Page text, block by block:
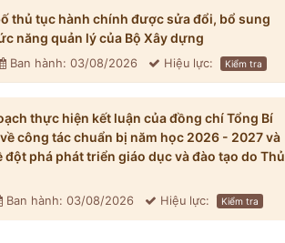
thủ tục hành chính được sửa đổi, bổ sung
năng quản lý của Bộ Xây dựng
Ban hành: 03/08/2026 Hiệu lực: Kiểm tra
thực hiện kết luận của đồng chí Tổng Bí
công tác chuẩn bị năm học 2026 - 2027 và
phá phát triển giáo dục và đào tạo do Thủ
Ban hành: 03/08/2026 Hiệu lực: Kiểm tra